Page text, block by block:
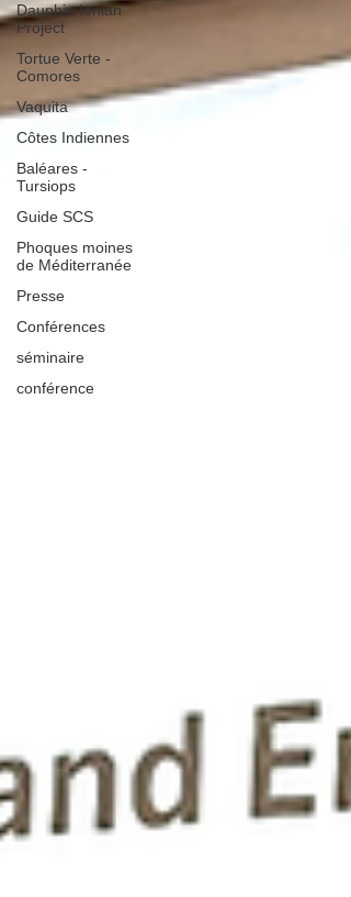
Dauphin Ionian
Project
Tortue Verte -
Comores
Vaquita
Côtes Indiennes
Baléares -
Tursiops
Guide SCS
Phoques moines
de Méditerranée
Presse
Conférences
séminaire
conférence